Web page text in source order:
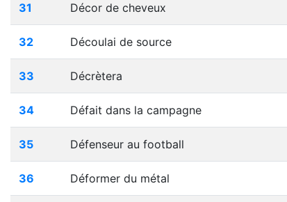
31 Décor de cheveux
32 Découlai de source
33 Décrètera
34 Défait dans la campagne
35 Défenseur au football
36 Déformer du métal